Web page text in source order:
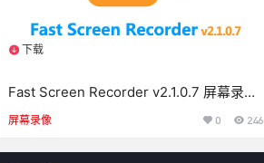
下载
Fast Screen Recorder v2.1.0.7 屏幕录制
工具-中文绿色便携版
屏幕录像 0 246